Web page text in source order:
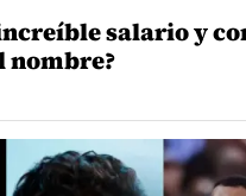
salario y
nombre?